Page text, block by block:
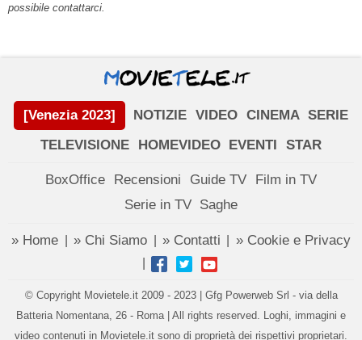
possibile contattarci.
[Venezia 2023] NOTIZIE VIDEO CINEMA SERIE
TELEVISIONE
HOMEVIDEO EVENTI STAR
BoxOffice Recensioni Guide TV
Film in TV
Serie in TV Saghe
» Home » Chi Siamo » Contatti » Cookie e Privacy
© Copyright Movietele.it 2009 - 2023 | Gfg Powerweb Srl - via della
Batteria Nomentana, 26 - Roma | All rights reserved. Loghi, immagini e
video contenuti in Movietele.it sono di proprietà dei rispettivi proprietari.